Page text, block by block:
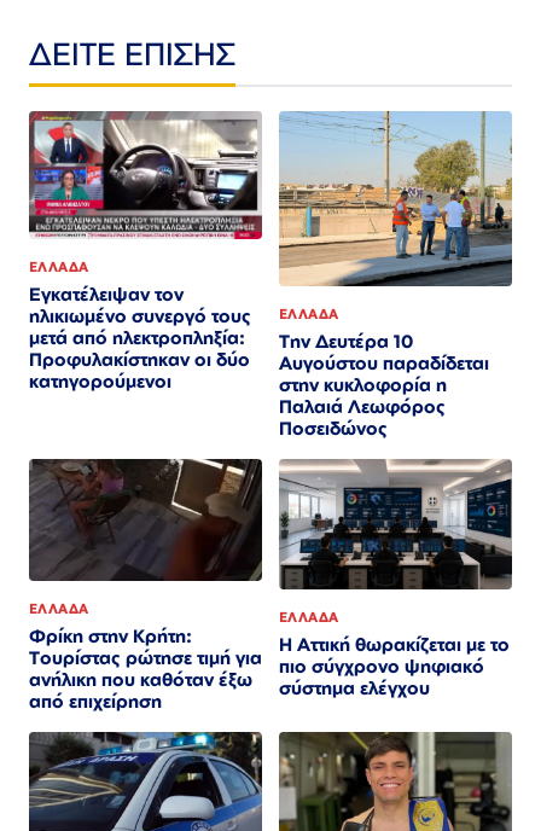
ΔΕΙΤΕ ΕΠΙΣΗΣ
ΕΛΛΑΔΑ
Εγκατέλειψαν τον
ηλικιωμένο συνεργό τους
μετά από ηλεκτροπληξία:
Προφυλακίστηκαν οι δύο
κατηγορούμενοι
ΕΛΛΑΔΑ
Την Δευτέρα 10
Αυγούστου παραδίδεται
στην κυκλοφορία η
Παλαιά Λεωφόρος
Ποσειδώνος
ΕΛΛΑΔΑ
Φρίκη στην Κρήτη:
Τουρίστας ρώτησε τιμή για
ανήλικη που καθόταν έξω
από επιχείρηση
ΕΛΛΑΔΑ
Η Αττική θωρακίζεται με το
πιο σύγχρονο ψηφιακό
σύστημα ελέγχου